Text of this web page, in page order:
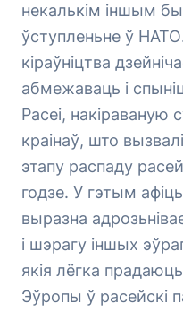
некалькім іншым
ўступленьне ў
кіраўніцтва
абмежаваць і
Расеі, накіраваную
краінаў, што
этапу распаду
годзе. У гэтым
выразна
і шэрагу іншых
якія лёгка
Эўропы ў расейскі